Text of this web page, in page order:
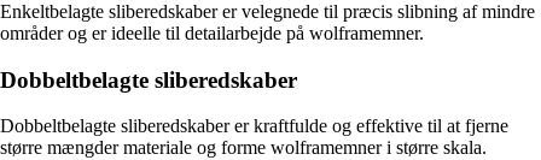
Enkeltbelagte sliberedskaber er velegnede til præcis slibning af mindre
områder og er ideelle til detailarbejde på wolframemner.
Dobbeltbelagte sliberedskaber
Dobbeltbelagte sliberedskaber er kraftfulde og effektive til at fjerne
større mængder materiale og forme wolframemner i større skala.